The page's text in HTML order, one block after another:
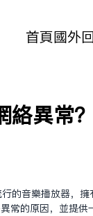
首頁國外
络异常
的音乐播放器，
常的原因，并提